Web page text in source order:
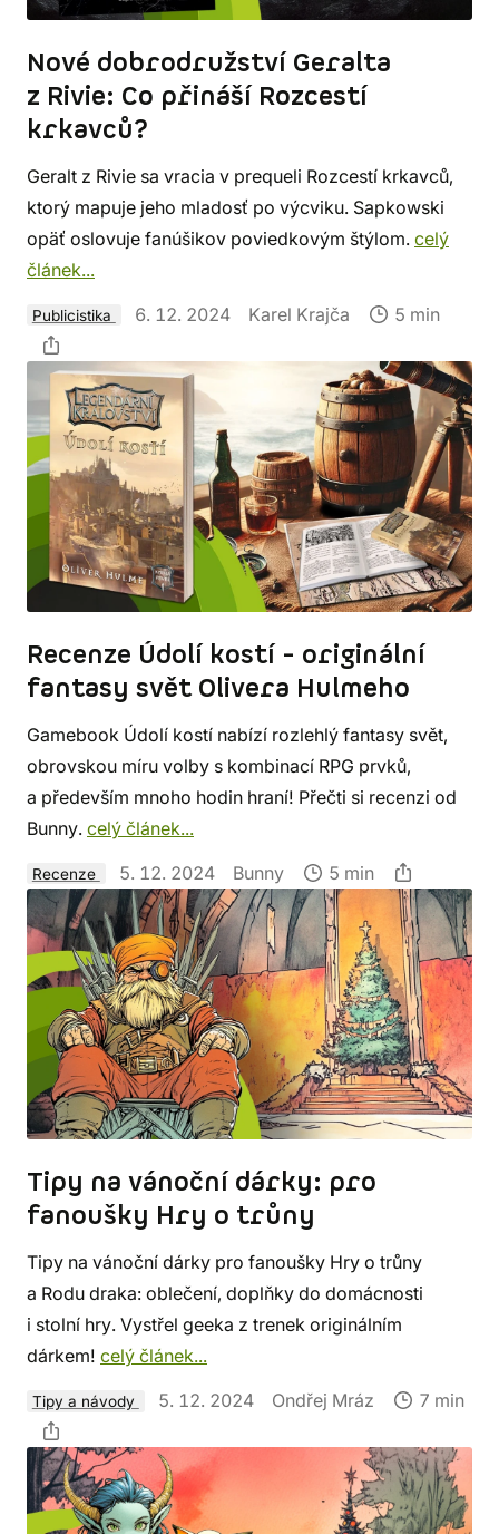
Nové dobrodružství Geralta
z Rivie: Co přináší Rozcestí
krkavců?
Geralt z Rivie sa vracia v prequeli Rozcestí krkavců,
ktorý mapuje jeho mladosť po výcviku. Sapkowski
opäť oslovuje fanúšikov poviedkovým štýlom. celý
článek...
Publicistika 6. 12. 2024 Karel Krajča 5 min
Recenze Údolí kostí - originální
fantasy svět Olivera Hulmeho
Gamebook Údolí kostí nabízí rozlehlý fantasy svět,
obrovskou míru volby s kombinací RPG prvků,
a především mnoho hodin hraní! Přečti si recenzi od
Bunny. celý článek...
Recenze 5. 12. 2024 Bunny 5 min
Tipy na vánoční dárky: pro
fanoušky Hry o trůny
Tipy na vánoční dárky pro fanoušky Hry o trůny
a Rodu draka: oblečení, doplňky do domácnosti
i stolní hry. Vystřel geeka z trenek originálním
dárkem! celý článek...
Tipy a návody 5. 12. 2024 Ondřej Mráz 7 min